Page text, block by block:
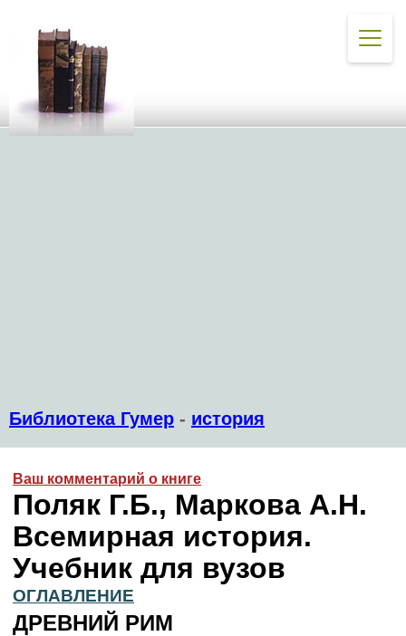
Библиотека Гумер - история
Ваш комментарий о книге
Поляк Г.Б., Маркова А.Н.
Всемирная история.
Учебник для вузов
ОГЛАВЛЕНИЕ
ДРЕВНИЙ РИМ